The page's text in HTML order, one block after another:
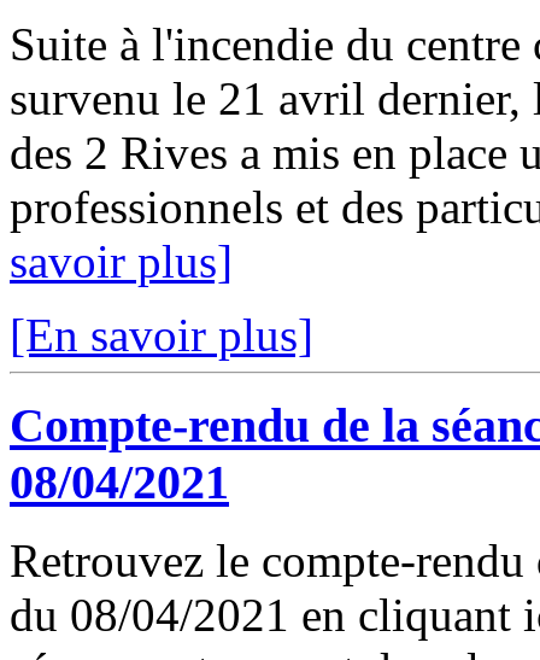
Suite à l'incendie du
survenu le 21 avril dernier,
des 2 Rives a mis en place
professionnels et des
savoir plus]
[En savoir plus]
Compte-rendu de la
08/04/2021
Retrouvez le compte-
du 08/04/2021 en cliquant